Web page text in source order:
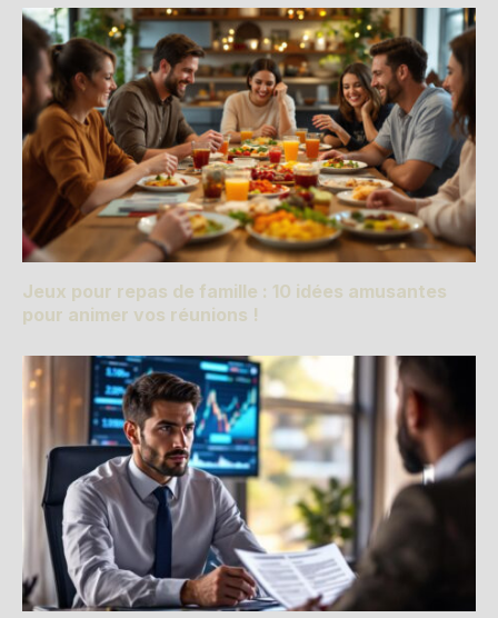
Jeux pour repas de famille : 10 idées amusantes
pour animer vos réunions !